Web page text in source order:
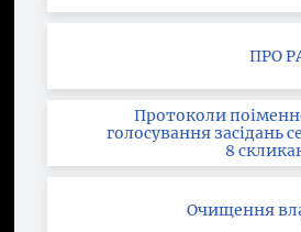
ПРО
Протоколи
голосування засідань
8